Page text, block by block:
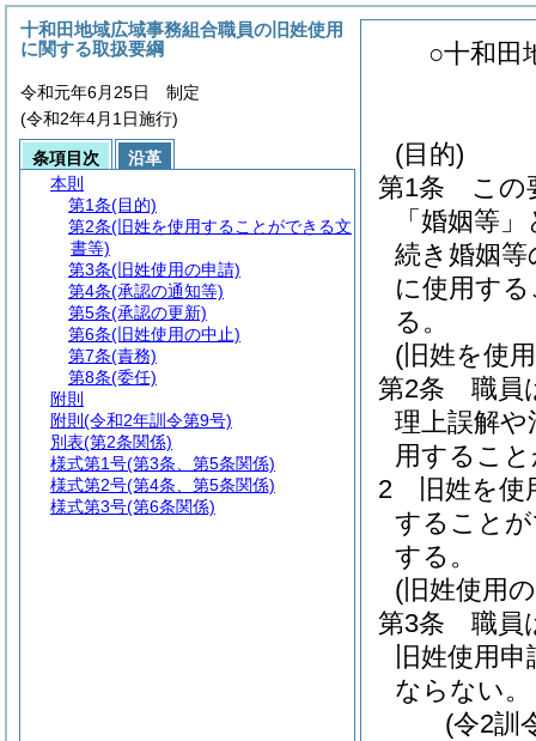
○十和田
(目的)
第1条
この
「婚姻等
続き婚姻
に使用す
る。
(旧姓を使
第2条
職員
理上誤解
用するこ
2
旧姓を
すること
する。
(旧姓使用
第3条
職員
旧姓使用申
ならない。
(令2訓
十和田地域広域事務組合職員の旧姓使用
に関する取扱要綱
令和元年6月25日 制定
(令和2年4月1日施行)
条項目次
沿革
本則
第1条(目的)
第2条(旧姓を使用することができる文
書等)
第3条(旧姓使用の申請)
第4条(承認の通知等)
第5条(承認の更新)
第6条(旧姓使用の中止)
第7条(責務)
第8条(委任)
附則
附則 (令和2年訓令第9号)
別表(第2条関係)
様式第1号(第3条、第5条関係)
様式第2号(第4条、第5条関係)
様式第3号(第6条関係)